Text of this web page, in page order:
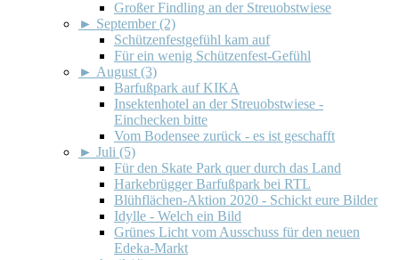
Großer Findling an der Streuobstwiese
► September (2)
Schützenfestgefühl kam auf
Für ein wenig Schützenfest-Gefühl
► August (3)
Barfußpark auf KIKA
Insektenhotel an der Streuobstwiese -
Einchecken bitte
Vom Bodensee zurück - es ist geschafft
► Juli (5)
Für den Skate Park quer durch das Land
Harkebrügger Barfußpark bei RTL
Blühflächen-Aktion 2020 - Schickt eure Bilder
Idylle - Welch ein Bild
Grünes Licht vom Ausschuss für den neuen
Edeka-Markt